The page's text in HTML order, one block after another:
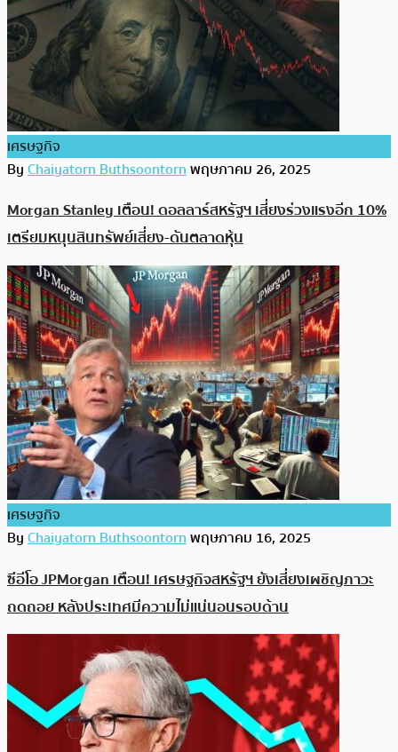
เศรษฐกิจ
ByChaiyatorn Buthsoontornพฤษภาคม 26, 2025
Morgan Stanley เตือน! ดอลลาร์สหรัฐฯ เสี่ยงร่วงแรงอีก 10%
เตรียมหนุนสินทรัพย์เสี่ยง-ดันตลาดหุ้น
เศรษฐกิจ
ByChaiyatorn Buthsoontornพฤษภาคม 16, 2025
ซีอีโอ JPMorgan เตือน! เศรษฐกิจสหรัฐฯ ยังเสี่ยงเผชิญภาวะ
ถดถอย หลังประเทศมีความไม่แน่นอนรอบด้าน